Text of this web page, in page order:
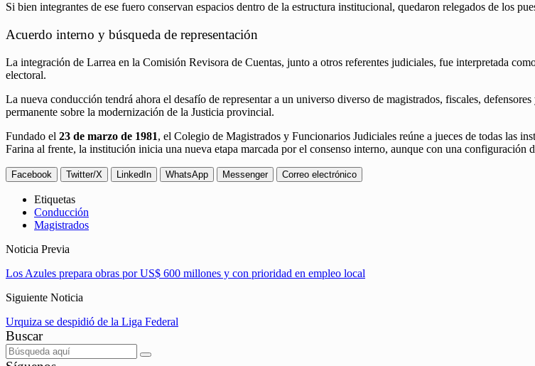
Si bien integrantes de ese fuero conservan espacios dentro de la estructura institucional, quedaron relegados de los
Acuerdo interno y búsqueda de representación
La integración de Larrea en la Comisión Revisora de Cuentas, junto a otros referentes judiciales, fue interpretada
electoral.
La nueva conducción tendrá ahora el desafío de representar a un universo diverso de magistrados, fiscales,
permanente sobre la modernización de la Justicia provincial.
Fundado el 23 de marzo de 1981, el Colegio de Magistrados y Funcionarios Judiciales reúne a jueces de todas las
Farina al frente, la institución inicia una nueva etapa marcada por el consenso interno, aunque con una configuración
Facebook Twitter/X LinkedIn WhatsApp Messenger Correo electrónico
Etiquetas
Conducción
Magistrados
Noticia Previa
Los Azules prepara obras por US$ 600 millones y con prioridad en empleo local
Siguiente Noticia
Urquiza se despidió de la Liga Federal
Buscar